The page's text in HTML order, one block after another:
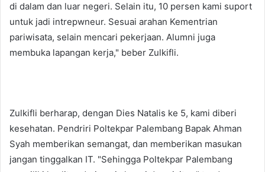
di dalam dan luar negeri. Selain itu, 10 persen kami suport
untuk jadi intrepwneur. Sesuai arahan Kementrian
pariwisata, selain mencari pekerjaan. Alumni juga
membuka lapangan kerja," beber Zulkifli.
Zulkifli berharap, dengan Dies Natalis ke 5, kami diberi
kesehatan. Pendriri Poltekpar Palembang Bapak Ahman
Syah memberikan semangat, dan memberikan masukan
jangan tinggalkan IT. "Sehingga Poltekpar Palembang